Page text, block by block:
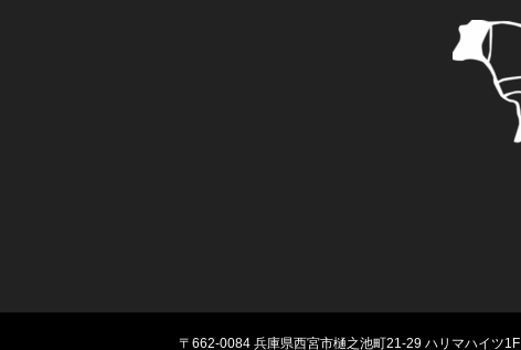
〒662-0084 兵庫県西宮市樋之池町21-29 ハリマハイツ1F